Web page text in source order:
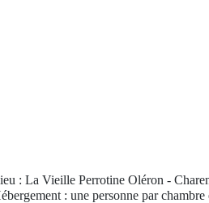
: La Vieille Perrotine Oléron -
: une personne par